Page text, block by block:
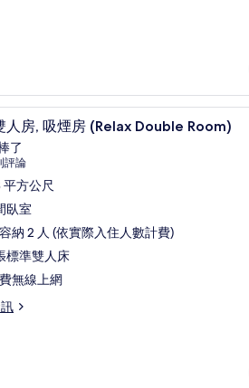
羽絨被、客房內保
人房, 吸煙房 (Relax Double Room)
滿分 10 分
了
評論
平方公尺
臥室
納 2 人 (依實際入住人數計費)
標準雙人床
無線上網